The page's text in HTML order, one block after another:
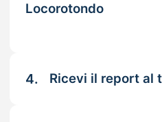
Locorotondo
4. Ricevi il report al